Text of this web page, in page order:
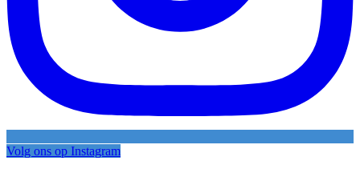
Volg ons op Instagram